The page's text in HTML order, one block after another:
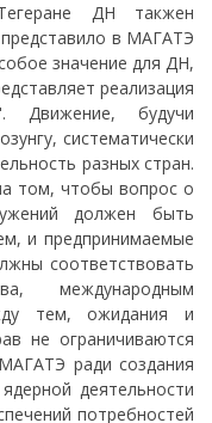
ДН такжен
в МАГАТЭ
значение для ДН,
реализация
Движение, будучи
систематически
разных стран.
том, чтобы вопрос о
должен быть
и предпринимаемые
соответствовать
международным
тем, ожидания и
не ограничиваются
ради создания
деятельности
потребностей